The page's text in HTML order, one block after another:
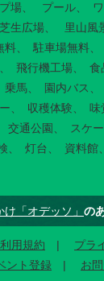
場 プール
芝生広場 里山風
料 駐車場無料
飛行機工場 食
乗馬 園内バス
収穫体験
味
交通公園 スケ
灯台 資料館
「オデッソ」 の
用規約
プラ
ント登録 お